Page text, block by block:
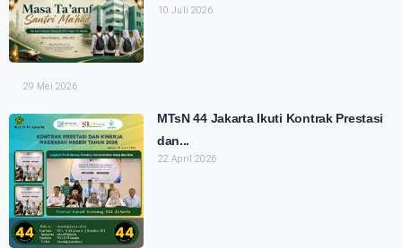
10 Juli 2026
29 Mei 2026
MTsN 44 Jakarta Ikuti Kontrak Prestasi
dan...
22 April 2026